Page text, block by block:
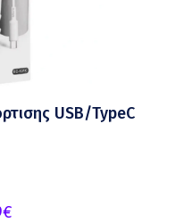
USB/TypeC
€